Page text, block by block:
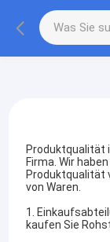
Produktqualität
Firma. Wir
Produktqualität
von Waren.
1.
kaufen Sie